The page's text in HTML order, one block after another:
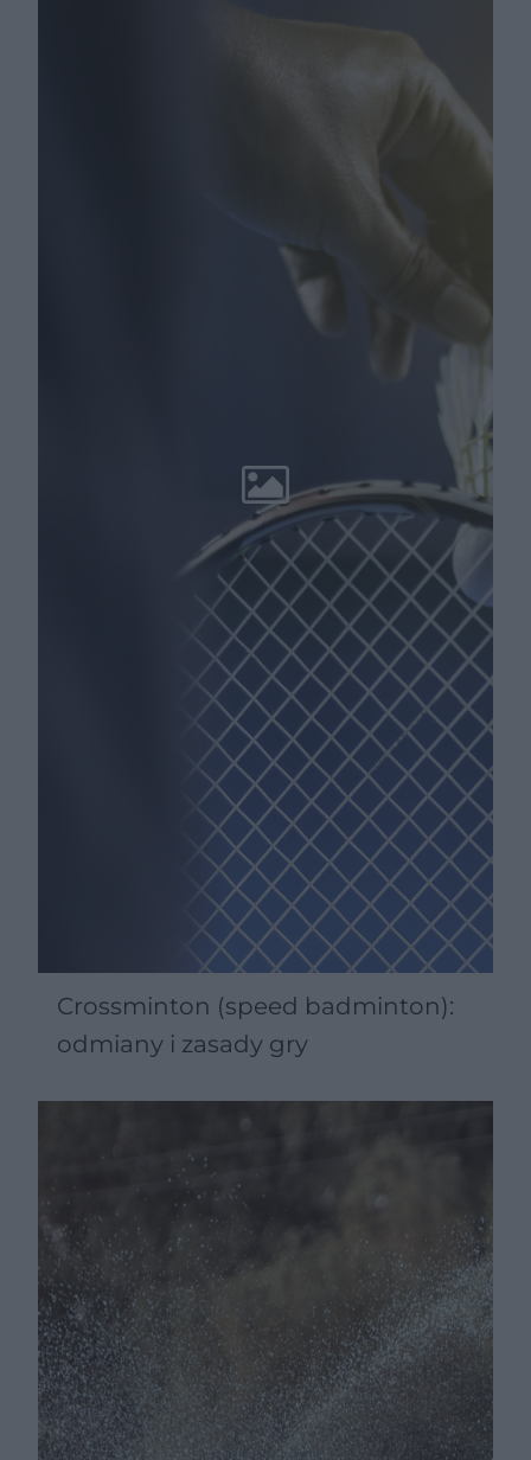
Crossminton (speed badminton):
odmiany i zasady gry